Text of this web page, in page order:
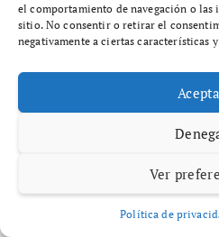
el comportamiento de navegación o las
sitio. No consentir o retirar el
negativamente a ciertas características
Ver
Política de
Deja una
Tu dirección de correo
campos obligatorios están